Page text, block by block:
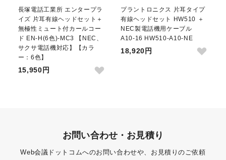
長塚電話工業所 エンタープラ
イズ 片耳有線ヘッドセット＋
無極性ミュート付カールコー
ド EN-H(6色)-MC3 【NEC、
サクサ電話機対応】【カラ
ー：6色】
15,950円
プラントロニクス 片耳タイプ
有線ヘッドセット HW510 ＋
NEC製電話機用ケーブル
A10-16 HW510-A10-NE
18,920円
お問い合わせ・お見積り
Web会議ドットコムへのお問い合わせや、お見積りのご依頼